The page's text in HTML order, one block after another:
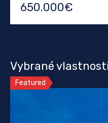
650.000€
Vybrané vlastnosti
Featured